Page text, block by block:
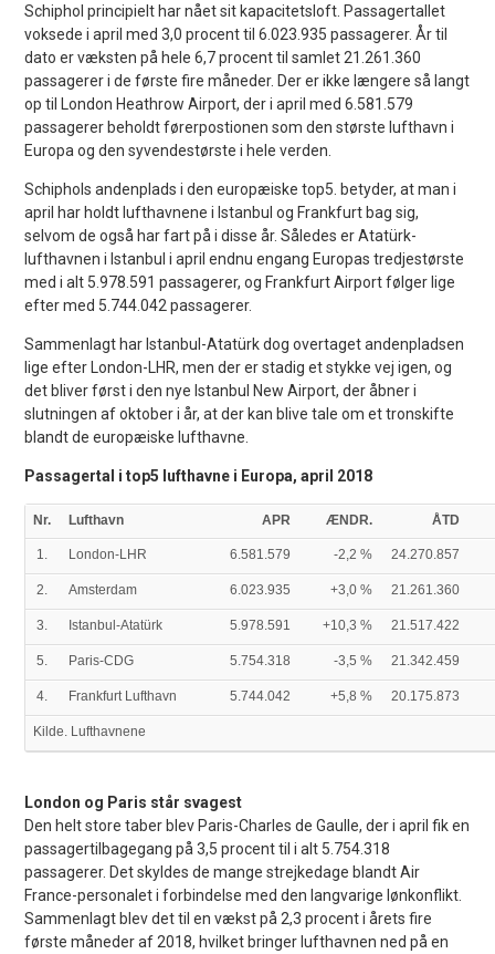
Schiphol principielt har nået sit kapacitetsloft. Passagertallet
voksede i april med 3,0 procent til 6.023.935 passagerer. År til
dato er væksten på hele 6,7 procent til samlet 21.261.360
passagerer i de første fire måneder. Der er ikke længere så langt
op til London Heathrow Airport, der i april med 6.581.579
passagerer beholdt førerpostionen som den største lufthavn i
Europa og den syvendestørste i hele verden.
Schiphols andenplads i den europæiske top5. betyder, at man i
april har holdt lufthavnene i Istanbul og Frankfurt bag sig,
selvom de også har fart på i disse år. Således er Atatürk-
lufthavnen i Istanbul i april endnu engang Europas tredjestørste
med i alt 5.978.591 passagerer, og Frankfurt Airport følger lige
efter med 5.744.042 passagerer.
Sammenlagt har Istanbul-Atatürk dog overtaget andenpladsen
lige efter London-LHR, men der er stadig et stykke vej igen, og
det bliver først i den nye Istanbul New Airport, der åbner i
slutningen af oktober i år, at der kan blive tale om et tronskifte
blandt de europæiske lufthavne.
Passagertal i top5 lufthavne i Europa, april 2018
Nr. Lufthavn APR ÆNDR. ÅTD
1. London-LHR 6.581.579 -2,2 % 24.270.857
2. Amsterdam 6.023.935 +3,0 % 21.261.360
3. Istanbul-Atatürk 5.978.591 +10,3 % 21.517.422
5. Paris-CDG 5.754.318 -3,5 % 21.342.459
4. Frankfurt Lufthavn 5.744.042 +5,8 % 20.175.873
Kilde. Lufthavnene
London og Paris står svagest
Den helt store taber blev Paris-Charles de Gaulle, der i april fik en
passagertilbagegang på 3,5 procent til i alt 5.754.318
passagerer. Det skyldes de mange strejkedage blandt Air
France-personalet i forbindelse med den langvarige lønkonflikt.
Sammenlagt blev det til en vækst på 2,3 procent i årets fire
første måneder af 2018, hvilket bringer lufthavnen ned på en